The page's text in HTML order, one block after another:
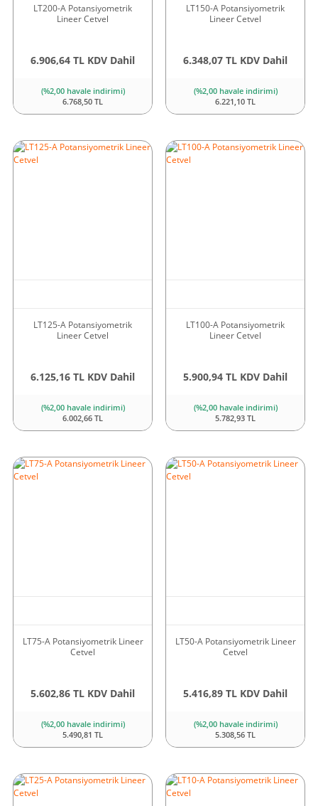
LT200-A Potansiyometrik
Lineer Cetvel
6.906,64 TL KDV Dahil
(%2,00 havale indirimi)
6.768,50 TL
LT150-A Potansiyometrik
Lineer Cetvel
6.348,07 TL KDV Dahil
(%2,00 havale indirimi)
6.221,10 TL
LT125-A Potansiyometrik
Lineer Cetvel
6.125,16 TL KDV Dahil
(%2,00 havale indirimi)
6.002,66 TL
LT100-A Potansiyometrik
Lineer Cetvel
5.900,94 TL KDV Dahil
(%2,00 havale indirimi)
5.782,93 TL
LT75-A Potansiyometrik Lineer
Cetvel
5.602,86 TL KDV Dahil
(%2,00 havale indirimi)
5.490,81 TL
LT50-A Potansiyometrik Lineer
Cetvel
5.416,89 TL KDV Dahil
(%2,00 havale indirimi)
5.308,56 TL